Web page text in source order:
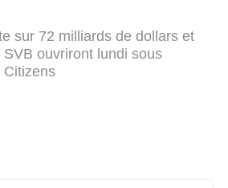
sur 72 milliards de dollars et
ouvriront lundi sous
Citizens